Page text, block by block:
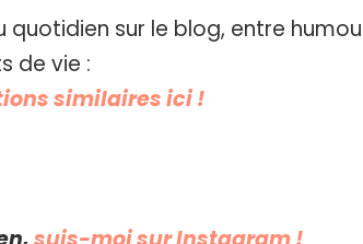
sur le blog, entre
de vie :
similaires ici !